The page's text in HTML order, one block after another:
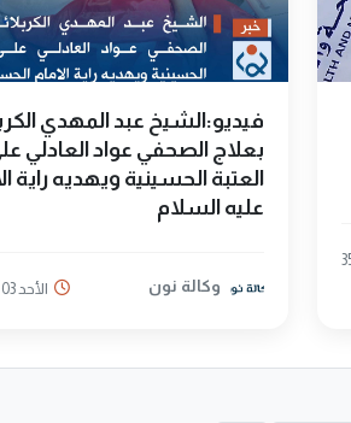
فيديو:الشيخ عبد المهدي
بعلاج الصحفي عواد العادلي
العتبة الحسينية ويهديه راية
عليه السلام
وكالة نون الأحد 03 آذار 2024